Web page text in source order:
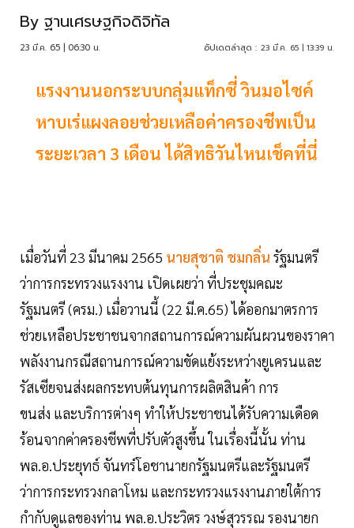
By ฐานเศรษฐกิจดิจิทัล
23 มี.ค. 65 | 06:30 น. อัปเดตล่าสุด : 23 มี.ค. 65 | 13:39 น.
แรงงานนอกระบบกลุ่มแท็กซี่ วินมอไซค์
หาบเร่แผงลอยช่วยเหลือค่าครองชีพเป็น
ระยะเวลา 3 เดือน ได้สิทธิวันไหนเช็คที่นี่
เมื่อวันที่ 23 มีนาคม 2565 นายสุชาติ ชมกลิ่น รัฐมนตรี
ว่าการกระทรวงแรงงาน เปิดเผยว่า ที่ประชุมคณะ
รัฐมนตรี (ครม.) เมื่อวานนี้ (22 มี.ค.65) ได้ออกมาตรการ
ช่วยเหลือประชาชนจากสถานการณ์ความผันผวนของราคา
พลังงานกรณีสถานการณ์ความขัดแย้งระหว่างยูเครนและ
รัสเซียจนส่งผลกระทบต้นทุนการผลิตสินค้า การ
ขนส่ง และบริการต่างๆ ทำให้ประชาชนได้รับความเดือด
ร้อนจากค่าครองชีพที่ปรับตัวสูงขึ้น ในเรื่องนี้นั้น ท่าน
พล.อ.ประยุทธ์ จันทร์โอชานายกรัฐมนตรีและรัฐมนตรี
ว่าการกระทรวงกลาโหม และกระทรวงแรงงานภายใต้การ
กำกับดูแลของท่าน พล.อ.ประวิตร วงษ์สุวรรณ รองนายก